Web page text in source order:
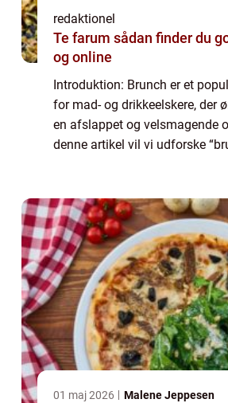
redaktionel
Te farum sådan finder du god te lokalt
og online
Introduktion: Brunch er et
for mad- og drikkeelskere, der
en afslappet og velsmagende
denne artikel vil vi udforske
01 maj 2026 Malene Jeppesen